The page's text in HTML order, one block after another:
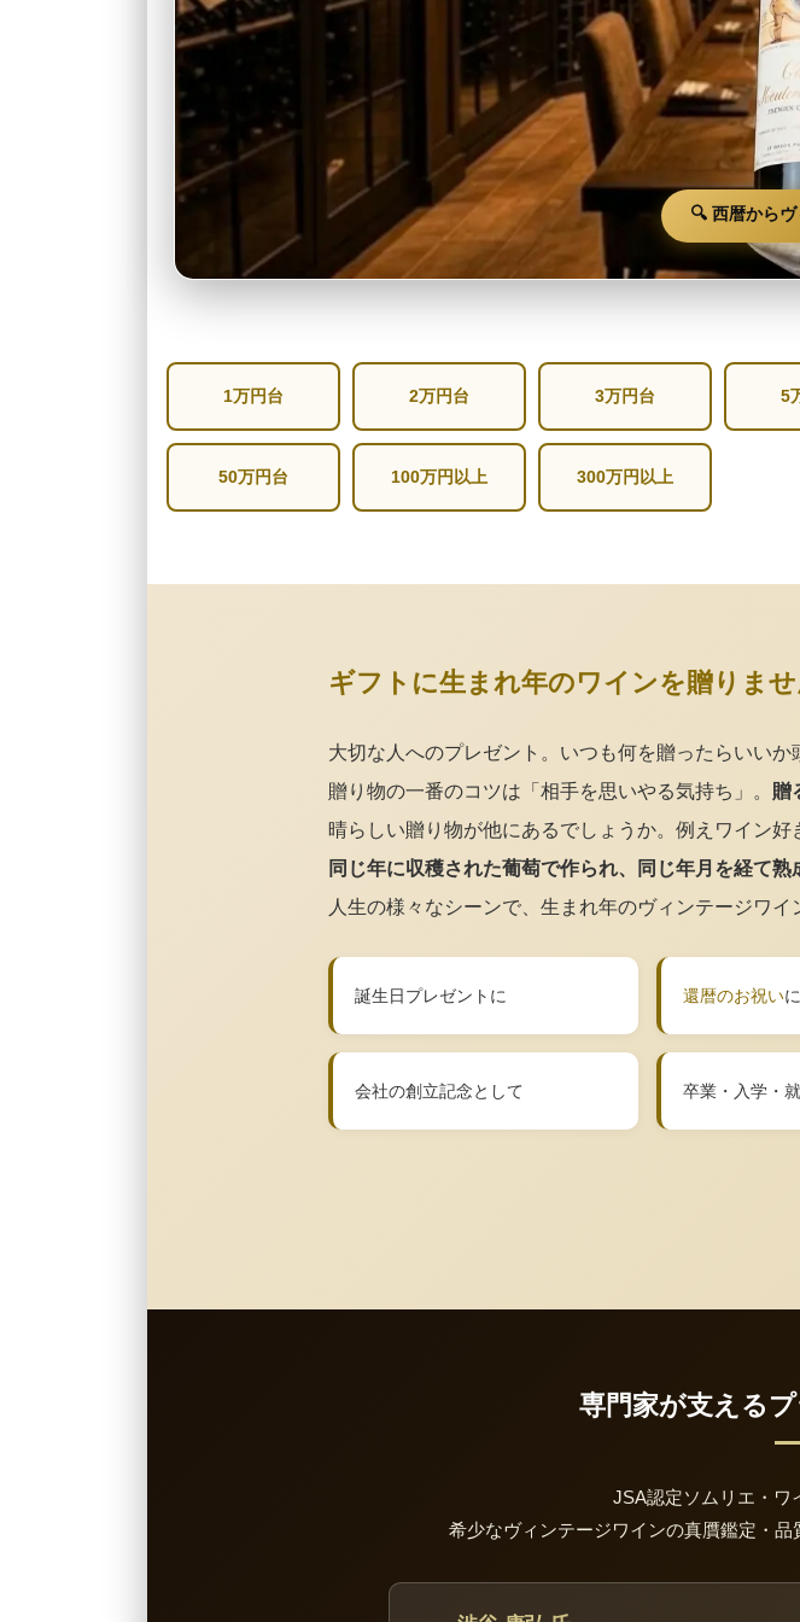
🔍 西暦から
1万円台 2万円台 3万円台 5
50万円台 100万円以上 300万円以上
ギフトに生まれ年のワインを贈りませ
大切な人へのプレゼント。いつも何を贈ったらいいか
贈り物の一番のコツは「相手を思いやる気持ち」。 贈
晴らしい贈り物が他にあるでしょうか。例えワイン好
同じ年に収穫された葡萄で作られ、同じ年月を経て熟
人生の様々なシーンで、生まれ年のヴィンテージワイ
誕生日プレゼントに 還暦のお祝いに
会社の創立記念として 卒業・入学・
専門家が支える
JSA認定ソムリエ・ワ
希少なヴィンテージワインの真贋鑑定・品